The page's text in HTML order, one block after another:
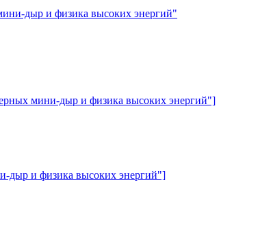
дыр и физика высоких энергий"
мини-дыр и физика высоких энергий"]
дыр и физика высоких энергий"]